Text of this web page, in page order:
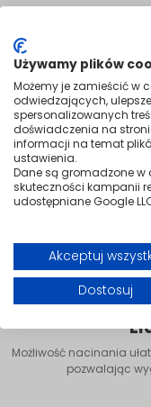
Używamy plików
Możemy je zamieścić w
odwiedzających,
spersonalizowanych
doświadczenia na
informacji na temat
ustawienia.
Dane są gromadzone w
skuteczności kampanii
udostępniane Google
Akceptuj
Dostosuj
Możliwość nacinania
pozwalając